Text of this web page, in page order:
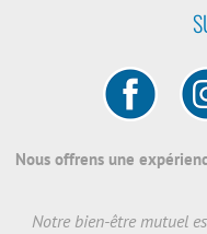
Nous offrens une
Notre bien-être mutuel